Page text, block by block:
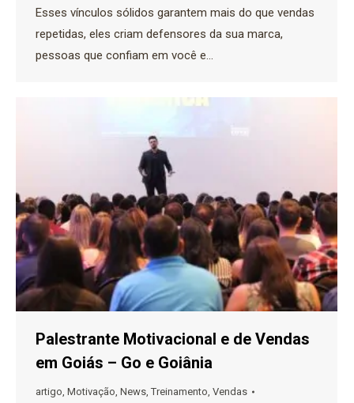
Esses vínculos sólidos garantem mais do que vendas
repetidas, eles criam defensores da sua marca,
pessoas que confiam em você e…
Palestrante Motivacional e de Vendas
em Goiás – Go e Goiânia
artigo, Motivação, News,Treinamento, Vendas